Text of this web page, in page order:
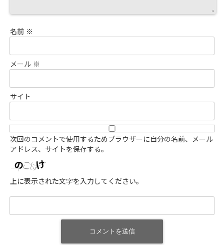
名前 ※
メール ※
サイト
次回のコメントで使用するためブラウザーに自分の名前、メール
アドレス、サイトを保存する。
上に表示された文字を入力してください。